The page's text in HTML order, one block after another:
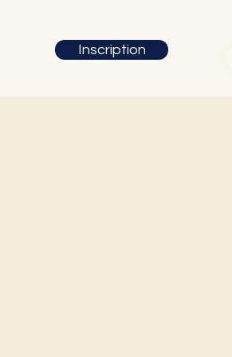
Inscription